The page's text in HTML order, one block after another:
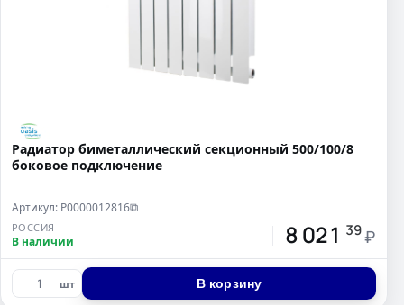
Радиатор биметаллический секционный 500/100/8
боковое подключение
Артикул: Р0000012816⧉
РОССИЯ
В наличии 8 021 39 ₽
шт В корзину